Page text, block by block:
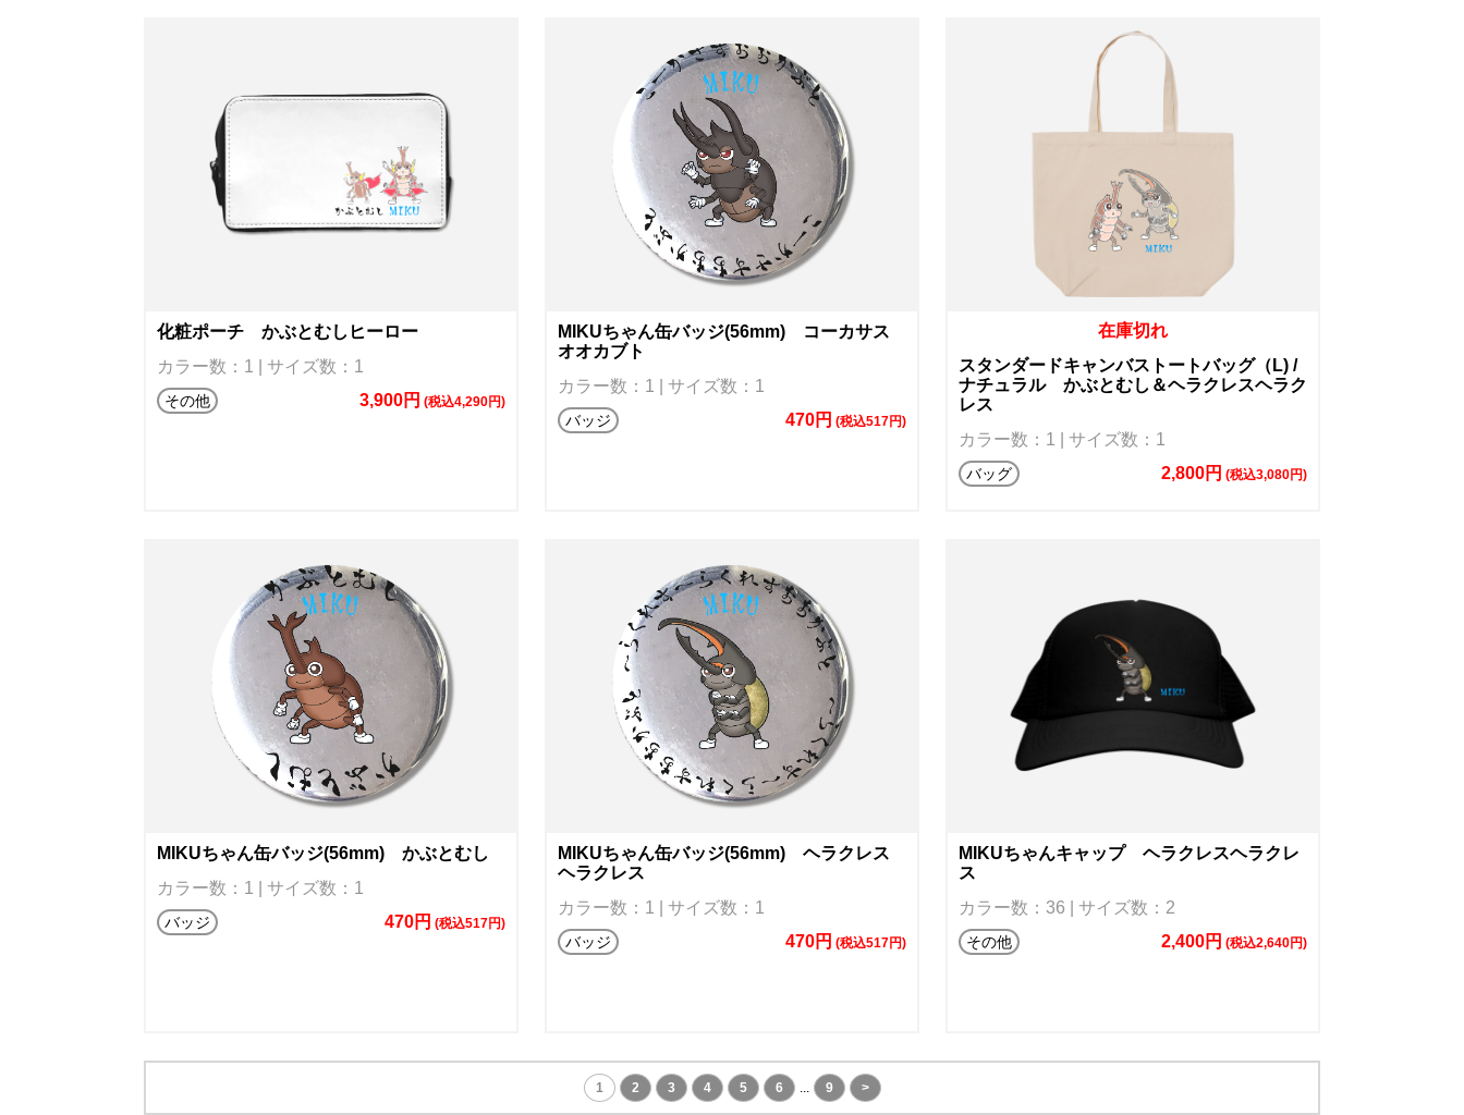
化粧ポーチ かぶとむしヒーロー
カラー数：1 | サイズ数：1
その他 3,900円 (税込4,290円)
MIKUちゃん缶バッジ(56mm) コーカサス
オオカブト
カラー数：1 | サイズ数：1
バッジ 470円 (税込517円)
在庫切れ
スタンダードキャンバストートバッグ（L) /
ナチュラル かぶとむし＆ヘラクレスヘラク
レス
カラー数：1 | サイズ数：1
バッグ 2,800円 (税込3,080円)
MIKUちゃん缶バッジ(56mm) かぶとむし
カラー数：1 | サイズ数：1
バッジ 470円 (税込517円)
MIKUちゃん缶バッジ(56mm) ヘラクレス
ヘラクレス
カラー数：1 | サイズ数：1
バッジ 470円 (税込517円)
MIKUちゃんキャップ ヘラクレスヘラクレ
ス
カラー数：36 | サイズ数：2
その他 2,400円 (税込2,640円)
1 2 3 4 5 6 ... 9 >